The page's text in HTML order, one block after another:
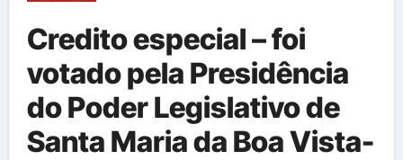
Credito especial – foi
votado pela Presidência
do Poder Legislativo de
Santa Maria da Boa Vista-